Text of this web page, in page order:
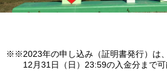
※※2023年の申し込み（証明書発行）は、
12月31日（日）23:59の入金分まで